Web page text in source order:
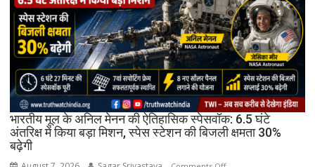
AMOLED
डिस्प्ले
और
Snapdragon
4
Gen
4
के
साथ
रेंज
भारतीय मूल के अनिल मेनन की ऐतिहासिक स्पेसवॉक: 6.5 घंटे
अंतरिक्ष में किया बड़ा मिशन, स्पेस स्टेशन की बिजली क्षमता 30%
बढ़ेगी